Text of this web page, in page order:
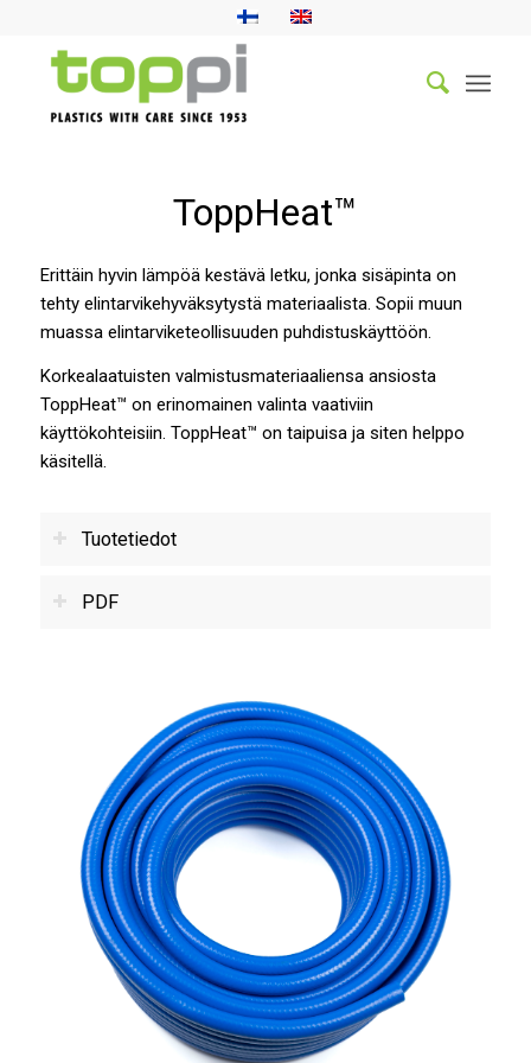
ToppHeat™
Erittäin hyvin lämpöä kestävä letku, jonka sisäpinta on
tehty elintarvikehyväksytystä materiaalista. Sopii muun
muassa elintarviketeollisuuden puhdistuskäyttöön.
Korkealaatuisten valmistusmateriaaliensa ansiosta
ToppHeat™ on erinomainen valinta vaativiin
käyttökohteisiin. ToppHeat™ on taipuisa ja siten helppo
käsitellä.
Tuotetiedot
PDF